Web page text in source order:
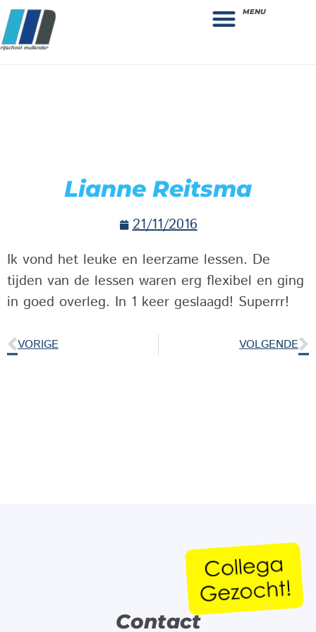
MENU
Lianne Reitsma
21/11/2016
Ik vond het leuke en leerzame lessen. De
tijden van de lessen waren erg flexibel en ging
in goed overleg. In 1 keer geslaagd! Superrr!
VORIGE VOLGENDE
Contact